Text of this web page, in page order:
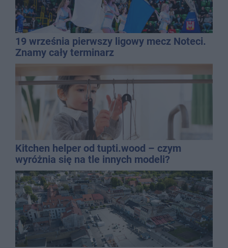
19 września pierwszy ligowy mecz Noteci.
Znamy cały terminarz
Kitchen helper od tupti.wood – czym
wyróżnia się na tle innych modeli?